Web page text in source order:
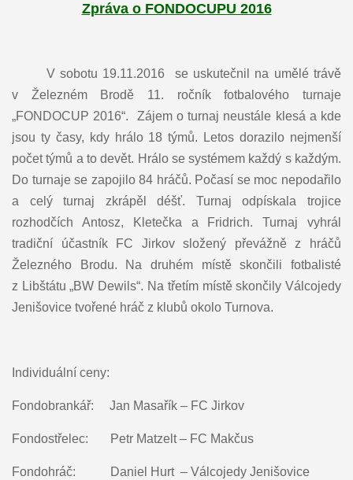
Zpráva o FONDOCUPU 2016
V sobotu 19.11.2016 se uskutečnil na umělé trávě
v Železném Brodě 11. ročník fotbalového turnaje
„FONDOCUP 2016“. Zájem o turnaj neustále klesá a kde
jsou ty časy, kdy hrálo 18 týmů. Letos dorazilo nejmenší
počet týmů a to devět. Hrálo se systémem každý s každým.
Do turnaje se zapojilo 84 hráčů. Počasí se moc nepodařilo
a celý turnaj zkrápěl déšť. Turnaj odpískala trojice
rozhodčích Antosz, Kletečka a Fridrich. Turnaj vyhrál
tradiční účastník FC Jirkov složený převážně z hráčů
Železného Brodu. Na druhém místě skončili fotbalisté
z Libštátu „BW Dewils“. Na třetím místě skončily Válcojedy
Jenišovice tvořené hráč z klubů okolo Turnova.
Individuální ceny:
Fondobrankář: Jan Masařík – FC Jirkov
Fondostřelec: Petr Matzelt – FC Makčus
Fondohráč: Daniel Hurt – Válcojedy Jenišovice